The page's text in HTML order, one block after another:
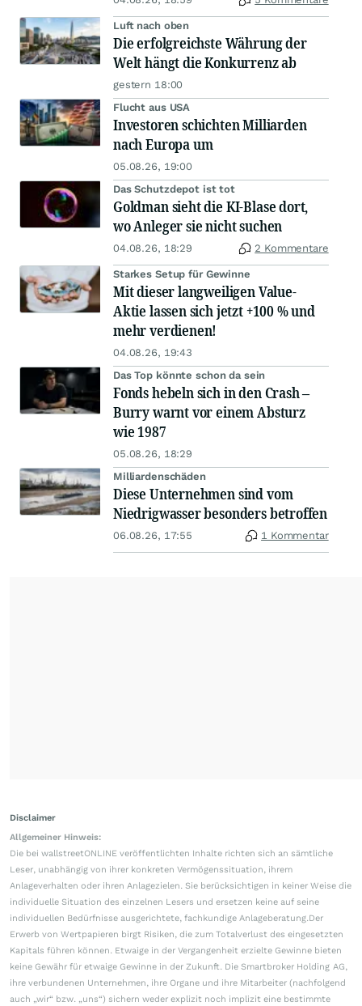
Luft nach oben
Die erfolgreichste Währung der
Welt hängt die Konkurrenz ab
gestern 18:00
Flucht aus USA
Investoren schichten Milliarden
nach Europa um
05.08.26, 19:00
Das Schutzdepot ist tot
Goldman sieht die KI-Blase dort,
wo Anleger sie nicht suchen
04.08.26, 18:29 2 Kommentare
Starkes Setup für Gewinne
Mit dieser langweiligen Value-
Aktie lassen sich jetzt +100 % und
mehr verdienen!
04.08.26, 19:43
Das Top könnte schon da sein
Fonds hebeln sich in den Crash –
Burry warnt vor einem Absturz
wie 1987
05.08.26, 18:29
Milliardenschäden
Diese Unternehmen sind vom
Niedrigwasser besonders betroffen
06.08.26, 17:55 1 Kommentar
Disclaimer
Allgemeiner Hinweis:
Die bei wallstreetONLINE veröffentlichten Inhalte richten sich an sämtliche
Leser, unabhängig von ihrer konkreten Vermögenssituation, ihrem
Anlageverhalten oder ihren Anlagezielen. Sie berücksichtigen in keiner Weise die
individuelle Situation des einzelnen Lesers und ersetzen keine auf seine
individuellen Bedürfnisse ausgerichtete, fachkundige Anlageberatung.Der
Erwerb von Wertpapieren birgt Risiken, die zum Totalverlust des eingesetzten
Kapitals führen können. Etwaige in der Vergangenheit erzielte Gewinne bieten
keine Gewähr für etwaige Gewinne in der Zukunft. Die Smartbroker Holding AG,
ihre verbundenen Unternehmen, ihre Organe und ihre Mitarbeiter (nachfolgend
auch „wir“ bzw. „uns“) sichern weder explizit noch implizit eine bestimmte